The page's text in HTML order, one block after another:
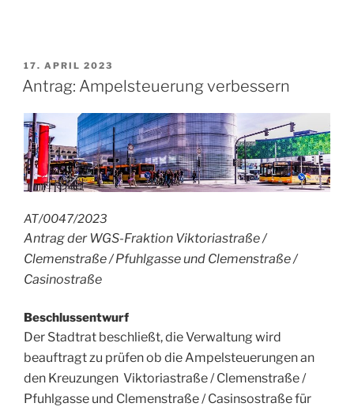
VERÖFFENTLICHT
AM
17. APRIL 2023
Antrag: Ampelsteuerung verbessern
AT/0047/2023
Antrag der WGS-Fraktion Viktoriastraße /
Clemenstraße / Pfuhlgasse und Clemenstraße /
Casinostraße
Beschlussentwurf
Der Stadtrat beschließt, die Verwaltung wird
beauftragt zu prüfen ob die Ampelsteuerungen an
den Kreuzungen Viktoriastraße / Clemenstraße /
Pfuhlgasse und Clemenstraße / Casinsostraßefür